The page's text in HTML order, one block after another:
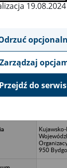
pozycje bazy
950
Zarządzaj
Przejdź do